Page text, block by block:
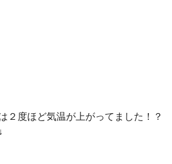
２度ほど気温が上がってました！？